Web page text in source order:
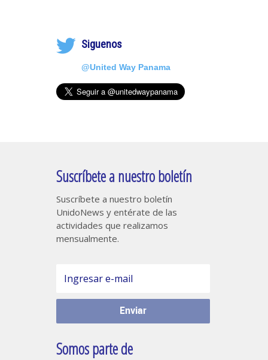
Siguenos
@United Way Panama
Suscríbete a nuestro boletín
Suscríbete a nuestro boletín
UnidoNews y entérate de las
actividades que realizamos
mensualmente.
Somos parte de